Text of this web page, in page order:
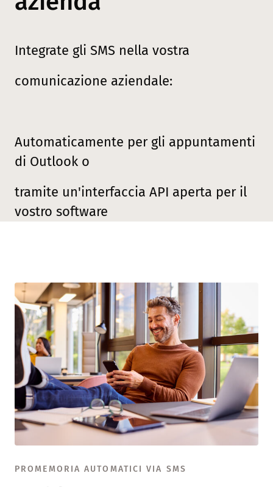
Integrate gli SMS nella vostra
comunicazione aziendale:
Automaticamente per gli appuntamenti
di Outlook o
tramite un'interfaccia API aperta per il
vostro software
PROMEMORIA AUTOMATICI VIA SMS